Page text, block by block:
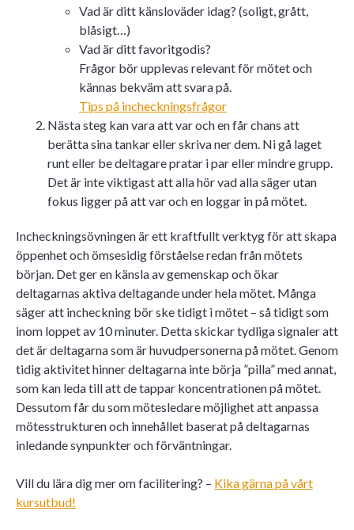
Vad är ditt känsloväder idag? (soligt, grått,
blåsigt…)
Vad är ditt favoritgodis?
Frågor bör upplevas relevant för mötet och
kännas bekväm att svara på.
Tips på incheckningsfrågor
Nästa steg kan vara att var och en får chans att
berätta sina tankar eller skriva ner dem. Ni gå laget
runt eller be deltagare pratar i par eller mindre grupp.
Det är inte viktigast att alla hör vad alla säger utan
fokus ligger på att var och en loggar in på mötet.
Incheckningsövningen är ett kraftfullt verktyg för att skapa
öppenhet och ömsesidig förståelse redan från mötets
början. Det ger en känsla av gemenskap och ökar
deltagarnas aktiva deltagande under hela mötet. Många
säger att incheckning bör ske tidigt i mötet – så tidigt som
inom loppet av 10 minuter. Detta skickar tydliga signaler att
det är deltagarna som är huvudpersonerna på mötet. Genom
tidig aktivitet hinner deltagarna inte börja ”pilla” med annat,
som kan leda till att de tappar koncentrationen på mötet.
Dessutom får du som mötesledare möjlighet att anpassa
mötesstrukturen och innehållet baserat på deltagarnas
inledande synpunkter och förväntningar.
Vill du lära dig mer om facilitering? – Kika gärna på vårt
kursutbud!